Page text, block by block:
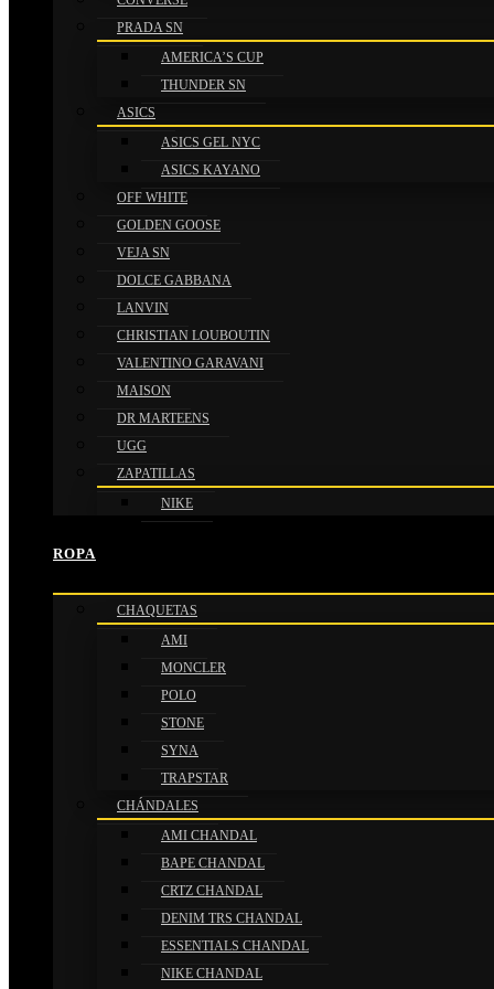
PRADA SN
AMERICA’S CUP
THUNDER SN
ASICS
ASICS GEL NYC
ASICS KAYANO
OFF WHITE
GOLDEN GOOSE
VEJA SN
DOLCE GABBANA
LANVIN
CHRISTIAN LOUBOUTIN
VALENTINO GARAVANI
MAISON
DR MARTEENS
UGG
ZAPATILLAS
NIKE
ROPA
CHAQUETAS
AMI
MONCLER
POLO
STONE
SYNA
TRAPSTAR
CHÁNDALES
AMI CHANDAL
BAPE CHANDAL
CRTZ CHANDAL
DENIM TRS CHANDAL
ESSENTIALS CHANDAL
NIKE CHANDAL